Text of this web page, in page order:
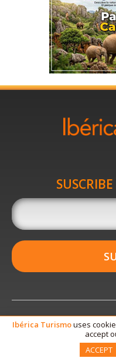
Ibérica Turismouses
accept
ACCEPT